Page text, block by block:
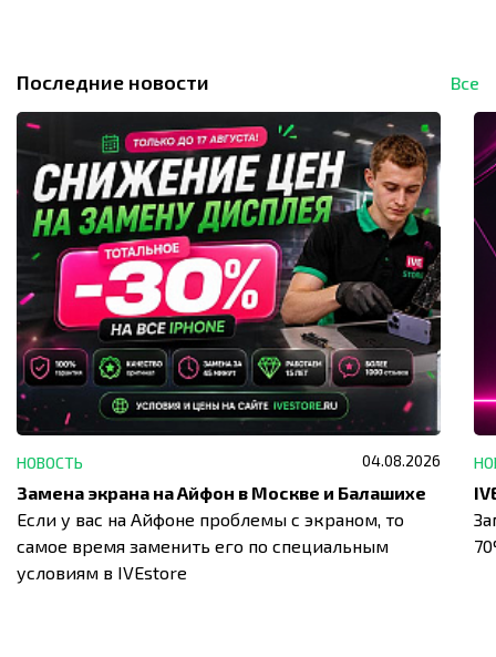
Последние новости Все
НОВОСТЬ 04.08.2026
Замена экрана на Айфон в Москве и Балашихе
Если у вас на Айфоне проблемы с экраном, то
самое время заменить его по специальным
условиям в IVEstore